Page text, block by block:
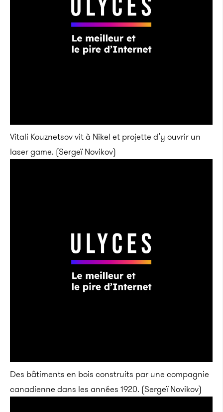
Vitali Kouznetsov vit à Nikel et projette d’y ouvrir un
laser game. (Sergeï Novikov)
Des bâtiments en bois construits par une compagnie
canadienne dans les années 1920. (Sergeï Novikov)